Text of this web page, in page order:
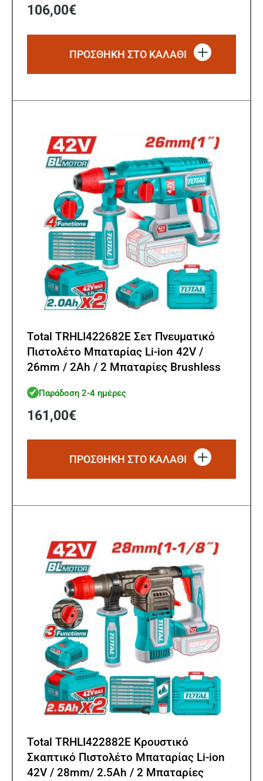
106,00€
ΠΡΟΣΘΗΚΗ ΣΤΟ ΚΑΛΑΘΙ
Total TRHLI422682E Σετ Πνευματικό
Πιστολέτο Μπαταρίας Li-ion 42V /
26mm / 2Ah / 2 Μπαταρίες Brushless
Παράδοση 2-4 ημέρες
161,00€
ΠΡΟΣΘΗΚΗ ΣΤΟ ΚΑΛΑΘΙ
Total TRHLI422882E Κρουστικό
Σκαπτικό Πιστολέτο Μπαταρίας Li-ion
42V / 28mm/ 2.5Ah / 2 Μπαταρίες